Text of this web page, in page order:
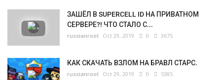
ЗАШЁЛ В SUPERCELL ID НА ПРИВАТНОМ
СЕРВЕРЕ?! ЧТО СТАЛО С...
russianroot Oct 29, 2019 0 3675
КАК СКАЧАТЬ ВЗЛОМ НА БРАВЛ СТАРС.
russianroot Oct 29, 2019 0 5385